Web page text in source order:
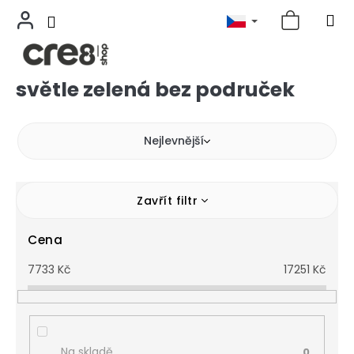
Přejítsvětle zelená bez područek
Nejlevnější
Zavřít filtr
Cena
7733 Kč 17251 Kč